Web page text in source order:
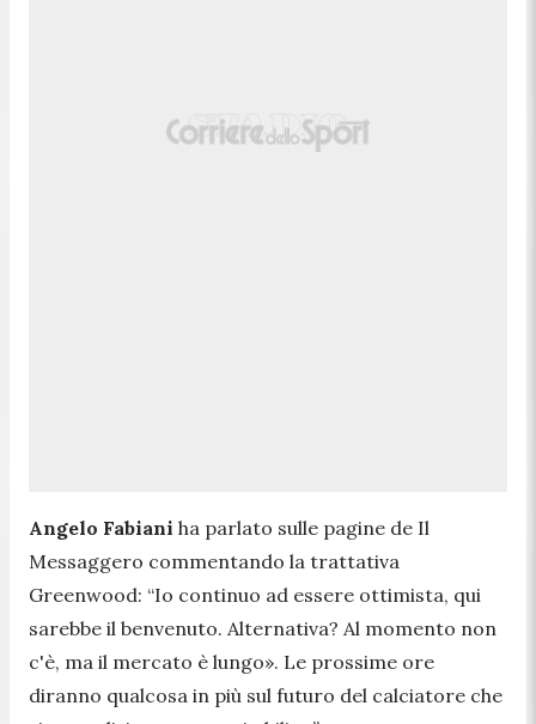
Angelo Fabiani ha parlato sulle pagine de Il
Messaggero commentando la trattativa
Greenwood: “Io continuo ad essere ottimista, qui
sarebbe il benvenuto. Alternativa? Al momento non
c'è, ma il mercato è lungo». Le prossime ore
diranno qualcosa in più sul futuro del calciatore che